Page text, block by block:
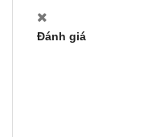
Đánh giá